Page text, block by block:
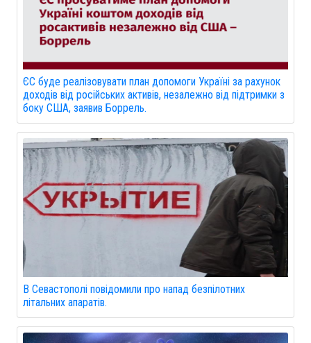
ЄС буде реалізовувати план допомоги Україні за рахунок
доходів від російських активів, незалежно від підтримки з
боку США, заявив Боррель.
В Севастополі повідомили про напад безпілотних
літальних апаратів.